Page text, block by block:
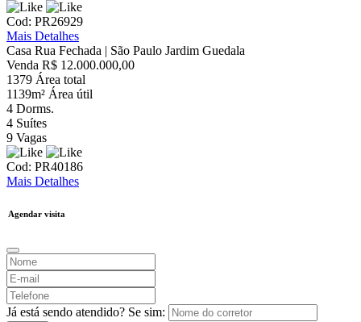
Cod: PR26929
Mais Detalhes
Casa Rua Fechada | São Paulo Jardim Guedala
Venda R$ 12.000.000,00
1379 Área total
1139m² Área útil
4 Dorms.
4 Suítes
9 Vagas
Cod: PR40186
Mais Detalhes
Agendar visita
Já está sendo atendido? Se sim: